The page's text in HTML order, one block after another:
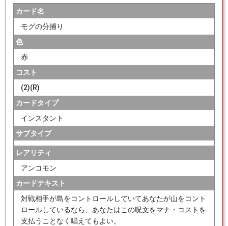
カード名
モグの分捕り
色
赤
コスト
(2)(R)
カードタイプ
インスタント
サブタイプ
レアリティ
アンコモン
カードテキスト
対戦相手が島をコントロールしていてあなたが山をコント
ロールしているなら、あなたはこの呪文をマナ・コストを
支払うことなく唱えてもよい。